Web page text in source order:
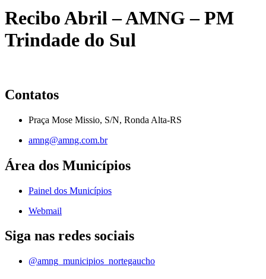
Recibo Abril – AMNG – PM
Trindade do Sul
Contatos
Praça Mose Missio, S/N, Ronda Alta-RS
amng@amng.com.br
Área dos Municípios
Painel dos Municípios
Webmail
Siga nas redes sociais
@amng_municipios_nortegaucho